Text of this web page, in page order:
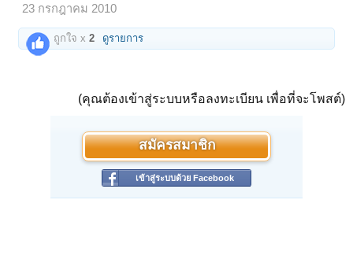
23 กรกฎาคม 2010
ถูกใจ x2 ดูรายการ
(คุณต้องเข้าสู่ระบบหรือลงทะเบียน เพื่อที่จะโพสต์)
สมัครสมาชิก
เข้าสู่ระบบด้วย Facebook